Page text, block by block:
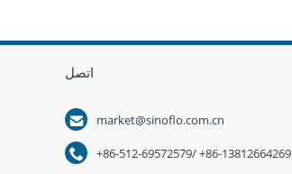
اتصل
 market@sinoflo.com.cn
 +86-512-69572579/ +86-13812664269